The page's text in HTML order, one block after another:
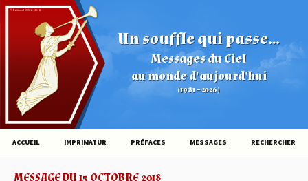
Un souffle qui passe...
Messages du Ciel
au monde d'aujourd'hui
(1981 – 2026)
© Éditions HOVINE (2026)
ACCUEIL IMPRIMATUR PRÉFACES MESSAGES RECHERCHER
MESSAGE DU 15 OCTOBRE 2018